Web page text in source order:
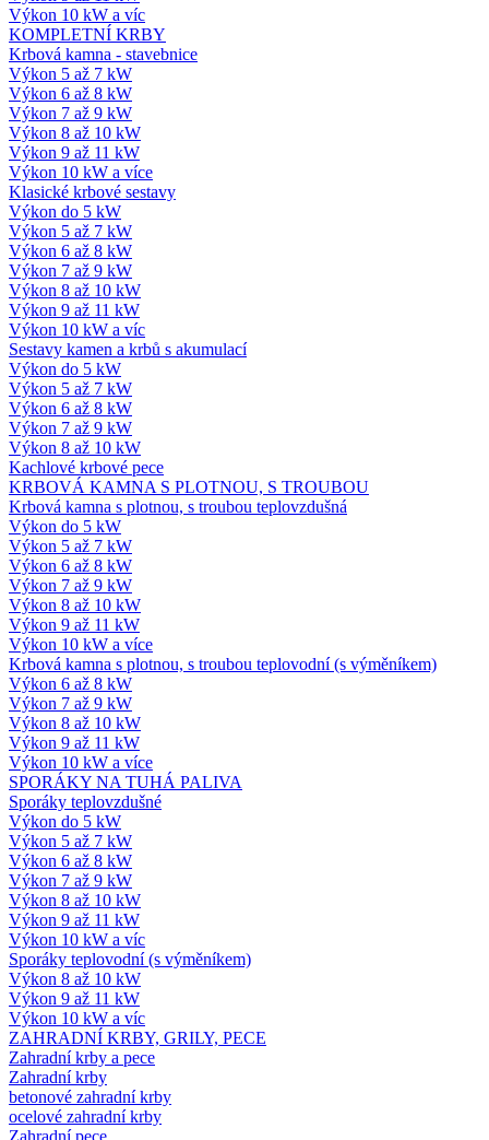
Výkon 10 kW a víc
KOMPLETNÍ KRBY
Krbová kamna - stavebnice
Výkon 5 až 7 kW
Výkon 6 až 8 kW
Výkon 7 až 9 kW
Výkon 8 až 10 kW
Výkon 9 až 11 kW
Výkon 10 kW a více
Klasické krbové sestavy
Výkon do 5 kW
Výkon 5 až 7 kW
Výkon 6 až 8 kW
Výkon 7 až 9 kW
Výkon 8 až 10 kW
Výkon 9 až 11 kW
Výkon 10 kW a víc
Sestavy kamen a krbů s akumulací
Výkon do 5 kW
Výkon 5 až 7 kW
Výkon 6 až 8 kW
Výkon 7 až 9 kW
Výkon 8 až 10 kW
Kachlové krbové pece
KRBOVÁ KAMNA S PLOTNOU, S TROUBOU
Krbová kamna s plotnou, s troubou teplovzdušná
Výkon do 5 kW
Výkon 5 až 7 kW
Výkon 6 až 8 kW
Výkon 7 až 9 kW
Výkon 8 až 10 kW
Výkon 9 až 11 kW
Výkon 10 kW a více
Krbová kamna s plotnou, s troubou teplovodní (s výměníkem)
Výkon 6 až 8 kW
Výkon 7 až 9 kW
Výkon 8 až 10 kW
Výkon 9 až 11 kW
Výkon 10 kW a více
SPORÁKY NA TUHÁ PALIVA
Sporáky teplovzdušné
Výkon do 5 kW
Výkon 5 až 7 kW
Výkon 6 až 8 kW
Výkon 7 až 9 kW
Výkon 8 až 10 kW
Výkon 9 až 11 kW
Výkon 10 kW a víc
Sporáky teplovodní (s výměníkem)
Výkon 8 až 10 kW
Výkon 9 až 11 kW
Výkon 10 kW a víc
ZAHRADNÍ KRBY, GRILY, PECE
Zahradní krby a pece
Zahradní krby
betonové zahradní krby
ocelové zahradní krby